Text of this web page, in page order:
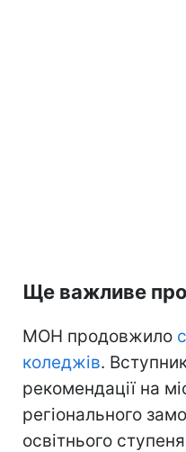
Ще важливе про
МОН продовжило
коледжів.
рекомендації на
регіонального
освітнього